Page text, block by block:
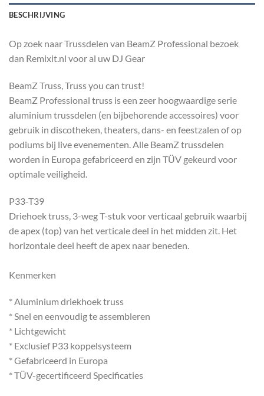
BESCHRIJVING
Op zoek naar Trussdelen van BeamZ Professional bezoek
dan Remixit.nl voor al uw DJ Gear
BeamZ Truss, Truss you can trust!
BeamZ Professional truss is een zeer hoogwaardige serie
aluminium trussdelen (en bijbehorende accessoires) voor
gebruik in discotheken, theaters, dans- en feestzalen of op
podiums bij live evenementen. Alle BeamZ trussdelen
worden in Europa gefabriceerd en zijn TÜV gekeurd voor
optimale veiligheid.
P33-T39
Driehoek truss, 3-weg T-stuk voor verticaal gebruik waarbij
de apex (top) van het verticale deel in het midden zit. Het
horizontale deel heeft de apex naar beneden.
Kenmerken
* Aluminium driekhoek truss
* Snel en eenvoudig te assembleren
* Lichtgewicht
* Exclusief P33 koppelsysteem
* Gefabriceerd in Europa
* TÜV-gecertificeerd Specificaties